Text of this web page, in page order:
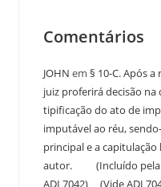
Comentários
JOHN em § 10-C. Após
juiz proferirá decisão na
tipificação do ato de
imputável ao réu,
principal e a
autor. (Incluído pela
ADI 7042) (Vide ADI